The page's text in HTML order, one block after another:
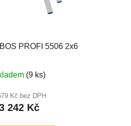
PROFI 5506 2x6
hodnocení
produktu
je
(9 ks)
Kč bez DPH
242 Kč